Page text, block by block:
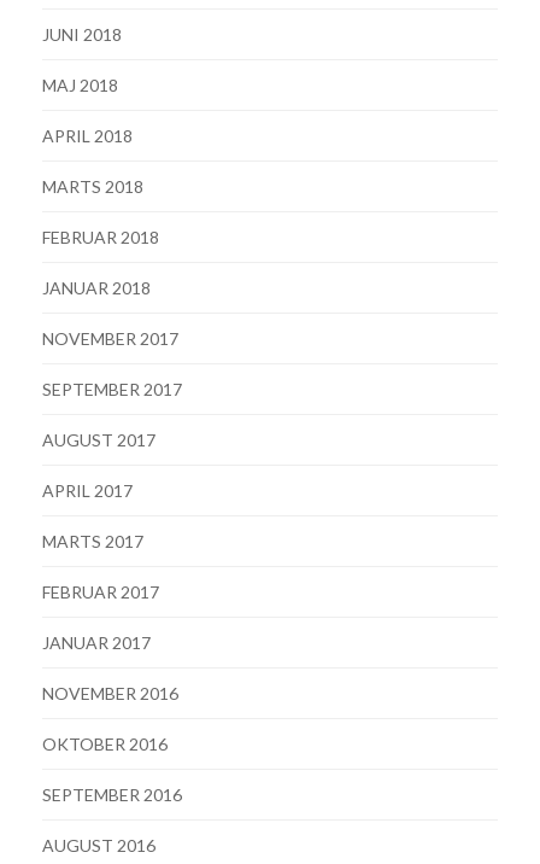
JUNI 2018
MAJ 2018
APRIL 2018
MARTS 2018
FEBRUAR 2018
JANUAR 2018
NOVEMBER 2017
SEPTEMBER 2017
AUGUST 2017
APRIL 2017
MARTS 2017
FEBRUAR 2017
JANUAR 2017
NOVEMBER 2016
OKTOBER 2016
SEPTEMBER 2016
AUGUST 2016